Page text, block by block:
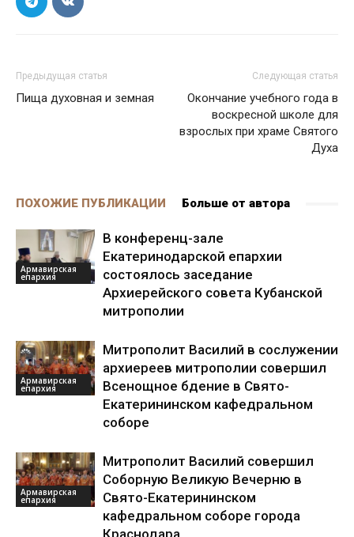
Предыдущая статья
Пища духовная и земная
Следующая статья
Окончание учебного года в
воскресной школе для
взрослых при храме Святого
Духа
ПОХОЖИЕ ПУБЛИКАЦИИ Больше от автора
Армавирская
епархия
В конференц-зале
Екатеринодарской епархии
состоялось заседание
Архиерейского совета Кубанской
митрополии
Армавирская
епархия
Митрополит Василий в сослужении
архиереев митрополии совершил
Всенощное бдение в Свято-
Екатерининском кафедральном
соборе
Армавирская
епархия
Митрополит Василий совершил
Соборную Великую Вечерню в
Свято-Екатерининском
кафедральном соборе города
Краснодара